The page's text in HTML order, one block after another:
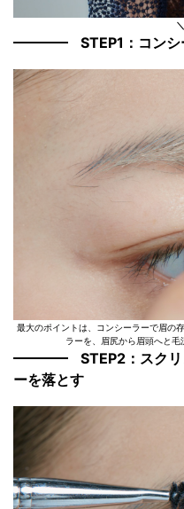
STEP1：コン
最大のポイントは、コンシーラーで眉の
ラーを、眉尻から眉頭へと毛
STEP2：スク
ーを落とす